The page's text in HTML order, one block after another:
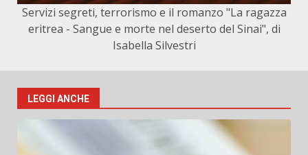
Servizi segreti, terrorismo e il romanzo "La ragazza
eritrea - Sangue e morte nel deserto del Sinai", di
Isabella Silvestri
LEGGI ANCHE